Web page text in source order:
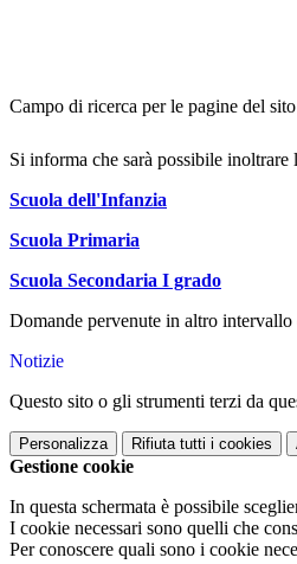
Campo di ricerca per le pagine del sito
Si informa che sarà possibile inoltrare
Scuola dell'Infanzia
Scuola Primaria
Scuola Secondaria I grado
Domande pervenute in altro
Notizie
Questo sito o gli strumenti terzi da
Personalizza Rifiuta tutti i cookies
Gestione cookie
In questa schermata è possibile
I cookie necessari sono quelli che
Per conoscere quali sono i cookie